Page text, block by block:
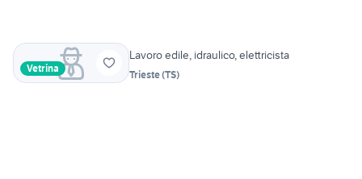
Vetrina
Lavoro edile, idraulico, elettricista
Trieste(TS)